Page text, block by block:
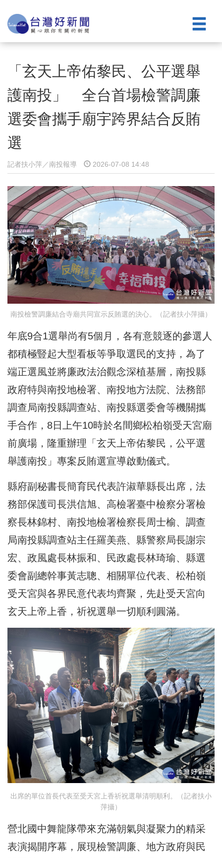
「玄天上帝佑黎民、公平選舉
護南投」 全台首場檢警調廉
選委會攜手廟宇跨界結合反賄
選
記者扶小萍／南投報導 2026-07-08 14:48
南投檢警調廉結合寺廟共同宣示反賄選的決心。（記者扶小萍攝）
年底9合1選舉尚有5個月，各有意競逐的參選人
都積極豎起大型看板等爭取選民的支持，為了
端正選風並將廉政法治觀念深植基層，南投縣
政府特與南投地檢署、南投地方法院、法務部
調查局南投縣調查站、南投縣選委會等機關攜
手合作，8日上午10時於名間鄉松柏嶺受天宮廟
前廣場，隆重辦理「玄天上帝佑黎民，公平選
舉護南投」專案反賄選宣導啟動儀式。
縣府副秘書長簡育民代表許淑華縣長出席，法
務部保護司長洪信旭、高檢署臺中檢察分署檢
察長林錦村、南投地檢署檢察長周士榆、調查
局南投縣調查站主任羅美燕、縣警察局長謝宗
宏、政風處長林振和、民政處長林琦瑜、縣選
委會副總幹事黃志聰、相關單位代表、松柏嶺
受天宮與各界民意代表均齊聚，先赴受天宮向
玄天上帝上香，祈祝選舉一切順利圓滿。
出席的單位首長代表至受天宮上香祈祝選舉清明順利。（記者扶小
萍攝）
營北國中舞龍隊帶來充滿朝氣與凝聚力的精采
表演揭開序幕，展現檢警調廉、地方政府與民